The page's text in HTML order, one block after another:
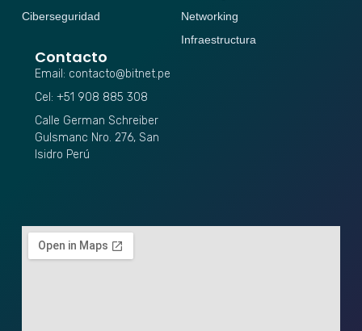
Ciberseguridad
Networking
Infraestructura
Contacto
Email: contacto@bitnet.pe
Cel: +51 908 885 308
Calle German Schreiber
Gulsmanc Nro. 276, San
Isidro Perú